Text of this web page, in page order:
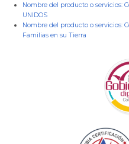
Nombre del producto o servicios:
UNIDOS
Nombre del producto o servicios:
Familias en su Tierra